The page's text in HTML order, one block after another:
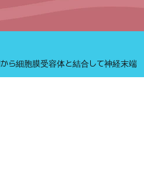
ら細胞膜受容体と結合して神経末端